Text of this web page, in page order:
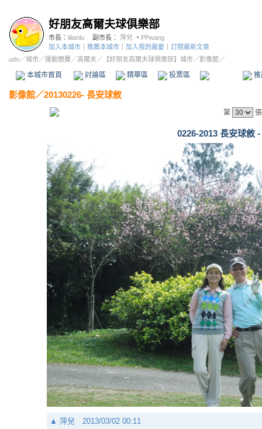
好朋友高爾夫球俱樂部
市長： lilianlu 副市長： 萍兒 、 PPwang
加入本城市
推薦本城市 加入我的最愛
訂閱最新文章
udn／城市／運動競賽／高爾夫／ 【好朋友高爾夫球俱樂部】城市／影像館／
本城市首頁 討論區 精華區 投票區 影像館
影像館／20130226- 長安球敘
第
0226-2013 長安球敘 -
▲ 萍兒 2013/03/02 00:11